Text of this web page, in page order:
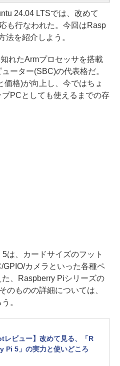
24.04 LTSでは、改めて
も行なわれた。今回はRasp
法を紹介しよう。
れたArmプロセッサを搭載
ーター(SBC)の代表格だ。
格)が向上し、今ではちょ
PCとしても使えるまでの存
は、カードサイズのフット
カメラといった各種ペ
、Raspberry Piシリーズの
のものの詳細については、
。
レビュー】改めて見る、「R
Pi 5」の実力と使いどころ